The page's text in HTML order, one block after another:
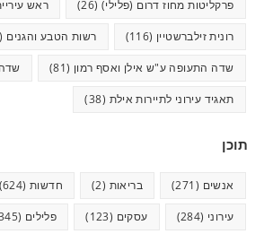
פרקליטות מחוז דרום (פלילי)(26) ראש
רונית זילברשטיין (116) רשות הטבע והגנים (46)
שדה התעופה ע"ש אילן ואסף רמון (81)
תאגיד עירוני לתיירות אילת (38)
תוכן
אנשים (271) בריאות (2) חדשות(624)
עירוני (284) עסקים (123) פלילים (345)